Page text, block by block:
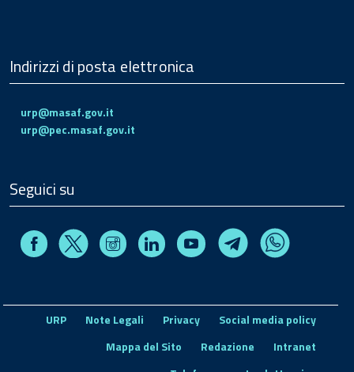
Indirizzi di posta elettronica
urp@masaf.gov.it
urp@pec.masaf.gov.it
Seguici su
FacebookX InstagramLinkedin Youtube TelegramWhatsapp
URP Note Legali Privacy
Social media policy
Mappa del Sito
Redazione
Intranet